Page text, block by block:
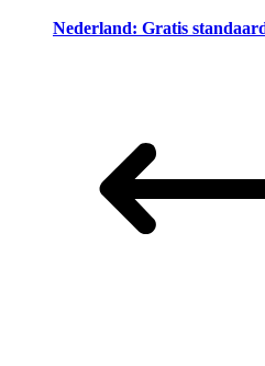
Nederland: Gratis